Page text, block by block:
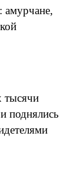
амурчане,
тысячи
поднялись